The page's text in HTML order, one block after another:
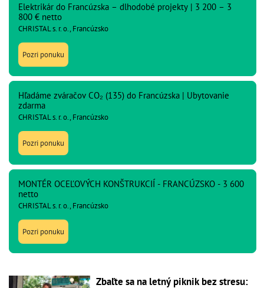
Elektrikár do Francúzska – dlhodobé projekty | 3 200 – 3
800 € netto
CHRISTAL s. r. o., Francúzsko
Pozri ponuku
Hľadáme zváračov CO₂ (135) do Francúzska | Ubytovanie
zdarma
CHRISTAL s. r. o., Francúzsko
Pozri ponuku
MONTÉR OCEĽOVÝCH KONŠTRUKCIÍ - FRANCÚZSKO - 3 600
netto
CHRISTAL s. r. o., Francúzsko
Pozri ponuku
Zbaľte sa na letný piknik bez stresu: